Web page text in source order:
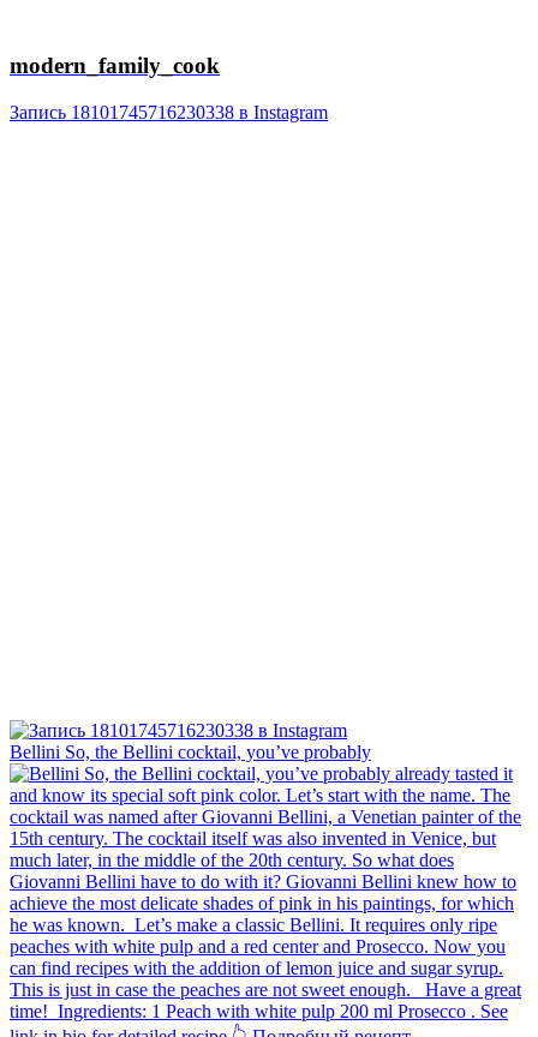
modern_family_cook
Запись 18101745716230338 в Instagram
Bellini⁠ So, the Bellini cocktail, you’ve probably